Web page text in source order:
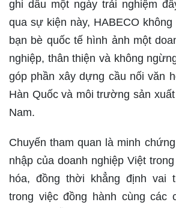
ghi dấu một ngày trải nghiệm
qua sự kiện này, HABECO
bạn bè quốc tế hình ảnh một
nghiệp, thân thiện và không
góp phần xây dựng cầu nối văn
Hàn Quốc và môi trường sản
Nam.
Chuyến tham quan là minh
nhập của doanh nghiệp Việt
hóa, đồng thời khẳng định vai
trong việc đồng hành cùng các